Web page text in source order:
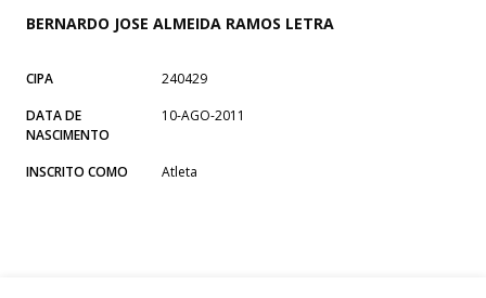
BERNARDO JOSE ALMEIDA RAMOS LETRA
CIPA
240429
DATA DE
NASCIMENTO
10-AGO-2011
INSCRITO COMO Atleta